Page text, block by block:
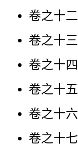
卷之十二
卷之十三
卷之十四
卷之十五
卷之十六
卷之十七